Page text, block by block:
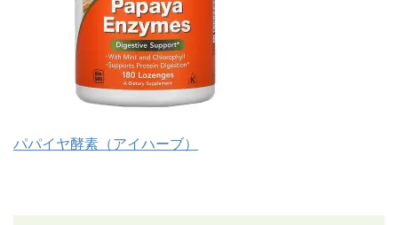
パパイヤ酵素（アイハーブ）